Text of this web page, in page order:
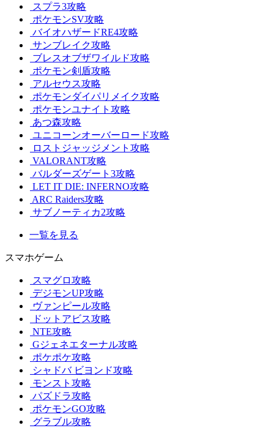
スプラ3攻略
ポケモンSV攻略
バイオハザードRE4攻略
サンブレイク攻略
ブレスオブザワイルド攻略
ポケモン剣盾攻略
アルセウス攻略
ポケモンダイパリメイク攻略
ポケモンユナイト攻略
あつ森攻略
ユニコーンオーバーロード攻略
ロストジャッジメント攻略
VALORANT攻略
バルダーズゲート3攻略
LET IT DIE: INFERNO攻略
ARC Raiders攻略
サブノーティカ2攻略
一覧を見る
スマホゲーム
スマグロ攻略
デジモンUP攻略
ヴァンピール攻略
ドットアビス攻略
NTE攻略
Gジェネエターナル攻略
ポケポケ攻略
シャドバ ビヨンド攻略
モンスト攻略
パズドラ攻略
ポケモンGO攻略
グラブル攻略